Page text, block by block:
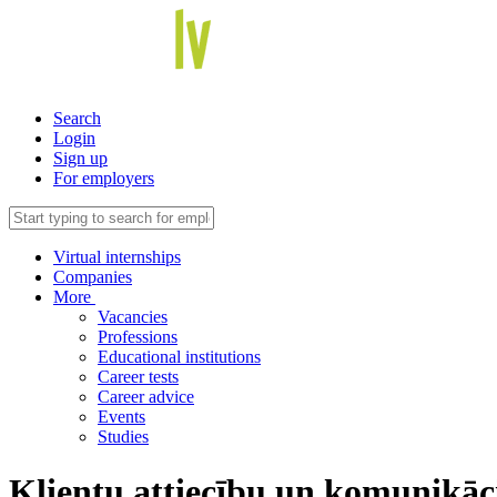
Search
Login
Sign up
For employers
Virtual internships
Companies
More
Vacancies
Professions
Educational institutions
Career tests
Career advice
Events
Studies